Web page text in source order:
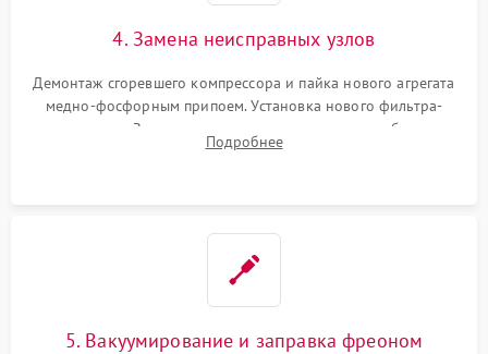
4. Замена неисправных узлов
Демонтаж сгоревшего компрессора и пайка нового агрегата
медно-фосфорным припоем. Установка нового фильтра-
осушителя. Замена изношенных вентиляторов обдува,
сломанных заслонок или поврежденных дверных петель.
Подробнее
5. Вакуумирование и заправка фреоном